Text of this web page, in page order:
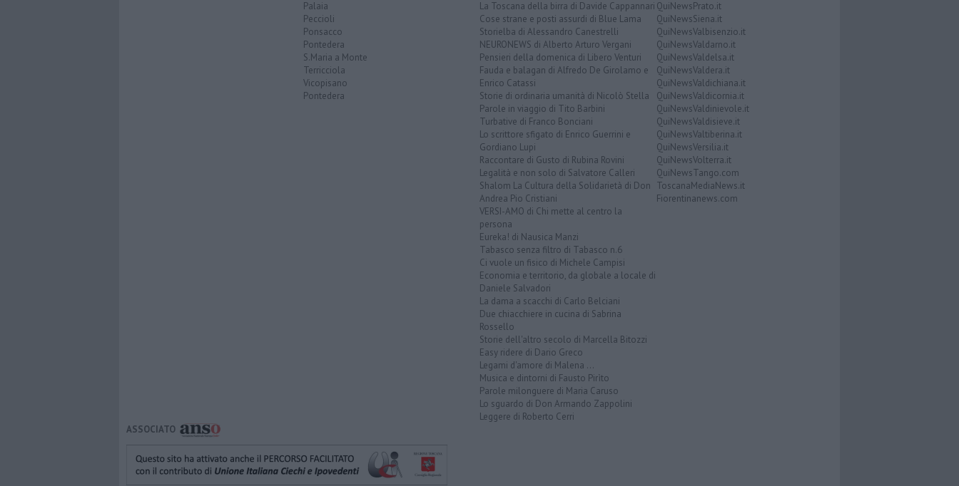
Palaia
Peccioli
Ponsacco
Pontedera
S.Maria a Monte
Terricciola
Vicopisano
Pontedera
La Toscana della birra di Davide Cappannari
Cose strane e posti assurdi di Blue Lama
Storielba di Alessandro Canestrelli
NEURONEWS di Alberto Arturo Vergani
Pensieri della domenica di Libero Venturi
Fauda e balagan di Alfredo De Girolamo e
Enrico Catassi
Storie di ordinaria umanità di Nicolò Stella
Parole in viaggio di Tito Barbini
Turbative di Franco Bonciani
Lo scrittore sfigato di Enrico Guerrini e
Gordiano Lupi
Raccontare di Gusto di Rubina Rovini
Legalità e non solo di Salvatore Calleri
Shalom La Cultura della Solidarietà di Don
Andrea Pio Cristiani
VERSI-AMO di Chi mette al centro la
persona
Eureka! di Nausica Manzi
Tabasco senza filtro di Tabasco n.6
Ci vuole un fisico di Michele Campisi
Economia e territorio, da globale a locale di
Daniele Salvadori
La dama a scacchi di Carlo Belciani
Due chiacchiere in cucina di Sabrina
Rossello
Storie dell'altro secolo di Marcella Bitozzi
Easy ridere di Dario Greco
Legami d'amore di Malena ...
Musica e dintorni di Fausto Pirìto
Parole milonguere di Maria Caruso
Lo sguardo di Don Armando Zappolini
Leggere di Roberto Cerri
QuiNewsPrato.it
QuiNewsSiena.it
QuiNewsValbisenzio.it
QuiNewsValdarno.it
QuiNewsValdelsa.it
QuiNewsValdera.it
QuiNewsValdichiana.it
QuiNewsValdicornia.it
QuiNewsValdinievole.it
QuiNewsValdisieve.it
QuiNewsValtiberina.it
QuiNewsVersilia.it
QuiNewsVolterra.it
QuiNewsTango.com
ToscanaMediaNews.it
Fiorentinanews.com
ASSOCIATO